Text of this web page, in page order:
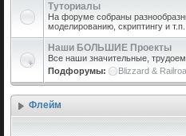
Туториалы
На форуме собраны
моделированию, скриптингу и т.п.
Наши БОЛЬШИЕ Проекты
Все наши значительные,
Подфорумы:
Blizzard &
Флейм